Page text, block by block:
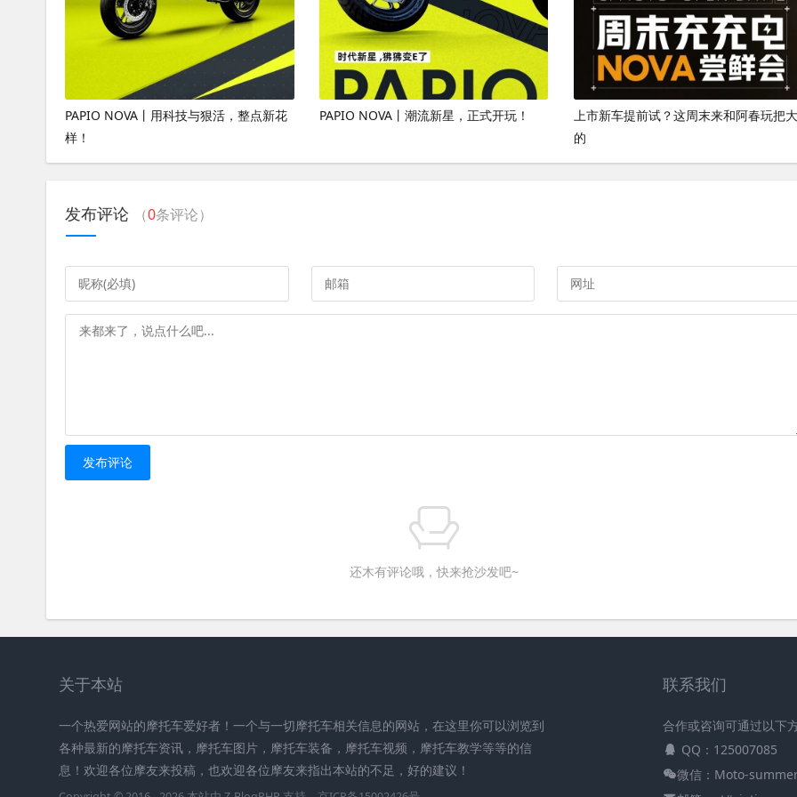
PAPIO NOVA丨用科技与狠活，整点新花
样！
PAPIO NOVA丨潮流新星，正式开玩！
上市新车提前试？这周末来和阿春玩把大
的
发布评论 （0条评论）
发布评论
还木有评论哦，快来抢沙发吧~
关于本站
一个热爱网站的摩托车爱好者！一个与一切摩托车相关信息的网站，在这里你可以浏览到
各种最新的摩托车资讯，摩托车图片，摩托车装备，摩托车视频，摩托车教学等等的信
息！欢迎各位摩友来投稿，也欢迎各位摩友来指出本站的不足，好的建议！
联系我们
合作或咨询可通过以下
QQ：125007085
微信：Moto-